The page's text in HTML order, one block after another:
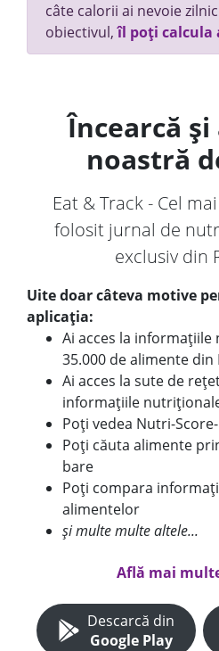
câte calorii ai nevoie
obiectivul,îl poți calcula
Încearcă
noastră
Eat & Track - Cel
folosit jurnal de
exclusiv din
Uite doar câteva motive
aplicația:
Ai acces la
35.000 de alimente din
Ai acces la sute de
informațiile
Poți vedea Nutri-
Poți căuta alimente
bare
Poți compara
alimentelor
și multe multe altele...
Află mai
Descarcă din
Google Play